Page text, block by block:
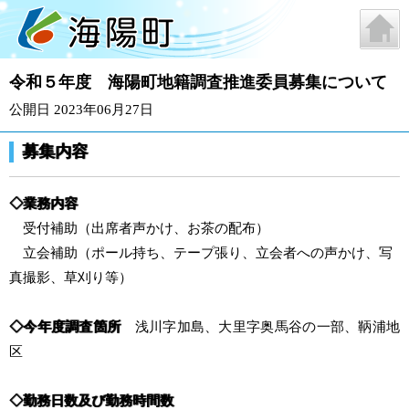
令和５年度 海陽町地籍調査推進委員募集について
公開日 2023年06月27日
募集内容
◇業務内容
受付補助（出席者声かけ、お茶の配布）
立会補助（ポール持ち、テープ張り、立会者への声かけ、写
真撮影、草刈り等）
◇今年度調査箇所浅川字加島、大里字奥馬谷の一部、鞆浦地
区
◇勤務日数及び勤務時間数